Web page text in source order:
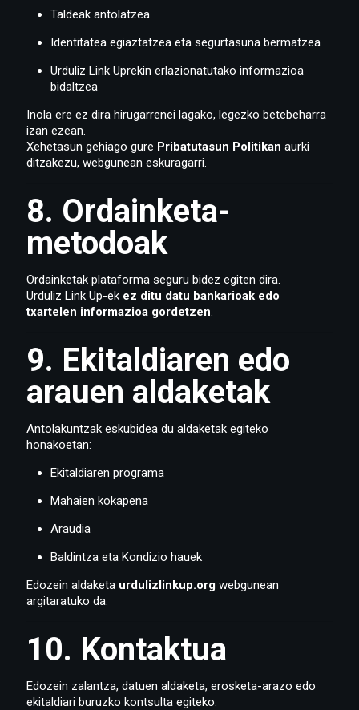
Taldeak antolatzea
Identitatea egiaztatzea eta segurtasuna bermatzea
Urduliz Link Uprekin erlazionatutako informazioa
bidaltzea
Inola ere ez dira hirugarrenei lagako, legezko betebeharra
izan ezean.
Xehetasun gehiago gure Pribatutasun Politikan aurki
ditzakezu, webgunean eskuragarri.
8. Ordainketa-
metodoak
Ordainketak plataforma seguru bidez egiten dira.
Urduliz Link Up-ek ez ditu datu bankarioak edo
txartelen informazioa gordetzen.
9. Ekitaldiaren edo
arauen aldaketak
Antolakuntzak eskubidea du aldaketak egiteko
honakoetan:
Ekitaldiaren programa
Mahaien kokapena
Araudia
Baldintza eta Kondizio hauek
Edozein aldaketa urdulizlinkup.org webgunean
argitaratuko da.
10. Kontaktua
Edozein zalantza, datuen aldaketa, erosketa-arazo edo
ekitaldiari buruzko kontsulta egiteko: